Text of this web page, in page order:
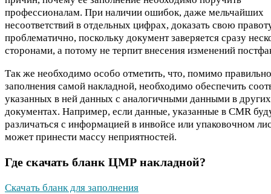
профессионалам. При наличии ошибок, даже мельчайших
несоответствий в отдельных цифрах, доказать свою
проблематично, поскольку документ заверяется сразу
сторонами, а потому не терпит внесения изменений
Так же необходимо особо отметить, что, помимо
заполнения самой накладной, необходимо обеспечить
указанных в ней данных с аналогичными данными в других
документах. Например, если данные, указанные в CMR
различаться с информацией в инвойсе или упаковочном
может принести массу неприятностей.
Где скачать бланк ЦМР накладной?
Скачать бланк для заполнения